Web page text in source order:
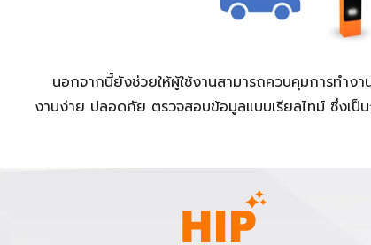
นอกจากนี้ยังช่วยให้ผู้ใช้งานสามารถควบคุมการทำ
งานง่าย ปลอดภัย ตรวจสอบข้อมูลแบบเรียลไทม์ ซึ่งเป็